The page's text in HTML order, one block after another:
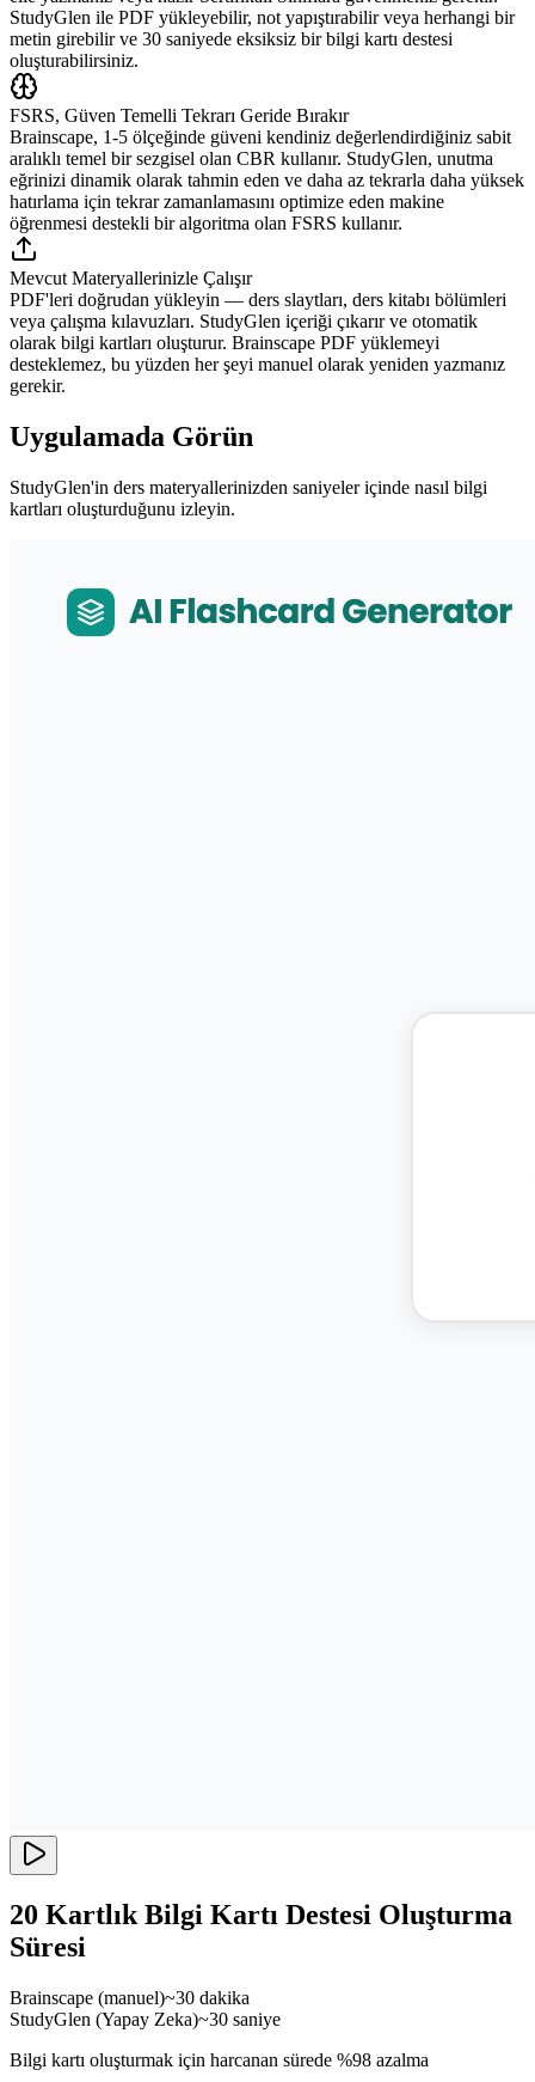
StudyGlen ile PDF yükleyebilir, not yapıştırabilir veya herhangi bir
metin girebilir ve 30 saniyede eksiksiz bir bilgi kartı destesi
oluşturabilirsiniz.
FSRS, Güven Temelli Tekrarı Geride Bırakır
Brainscape, 1-5 ölçeğinde güveni kendiniz değerlendirdiğiniz sabit
aralıklı temel bir sezgisel olan CBR kullanır. StudyGlen, unutma
eğrinizi dinamik olarak tahmin eden ve daha az tekrarla daha yüksek
hatırlama için tekrar zamanlamasını optimize eden makine
öğrenmesi destekli bir algoritma olan FSRS kullanır.
Mevcut Materyallerinizle Çalışır
PDF'leri doğrudan yükleyin — ders slaytları, ders kitabı bölümleri
veya çalışma kılavuzları. StudyGlen içeriği çıkarır ve otomatik
olarak bilgi kartları oluşturur. Brainscape PDF yüklemeyi
desteklemez, bu yüzden her şeyi manuel olarak yeniden yazmanız
gerekir.
Uygulamada Görün
StudyGlen'in ders materyallerinizden saniyeler içinde nasıl bilgi
kartları oluşturduğunu izleyin.
20 Kartlık Bilgi Kartı Destesi Oluşturma
Süresi
Brainscape (manuel)~30 dakika
StudyGlen (Yapay Zeka)~30 saniye
Bilgi kartı oluşturmak için harcanan sürede %98 azalma